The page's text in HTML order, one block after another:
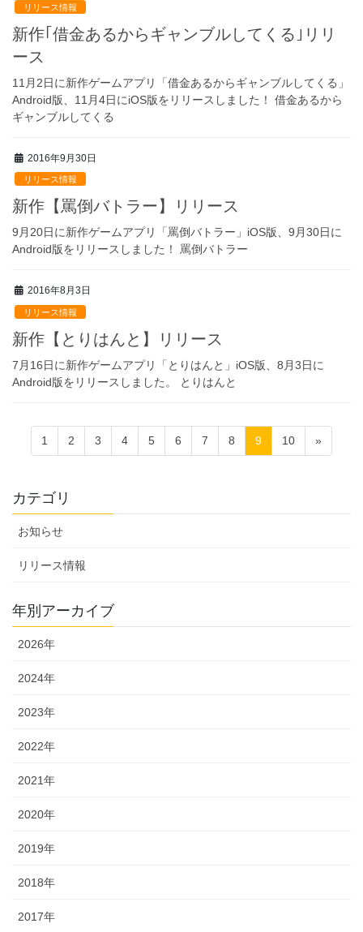
リリース情報
新作｢借金あるからギャンブルしてくる｣リリ
ース
11月2日に新作ゲームアプリ「借金あるからギャンブルしてくる」
Android版、11月4日にiOS版をリリースしました！ 借金あるから
ギャンブルしてくる
2016年9月30日
リリース情報
新作【罵倒バトラー】リリース
9月20日に新作ゲームアプリ「罵倒バトラー」iOS版、9月30日に
Android版をリリースしました！ 罵倒バトラー
2016年8月3日
リリース情報
新作【とりはんと】リリース
7月16日に新作ゲームアプリ「とりはんと」iOS版、8月3日に
Android版をリリースしました。 とりはんと
稿
ビ
ゲ
シ
ョ
ン
1 2 3 4 5 6 7 8 9 10 »
カテゴリ
お知らせ
リリース情報
年別アーカイブ
2026年
2024年
2023年
2022年
2021年
2020年
2019年
2018年
2017年